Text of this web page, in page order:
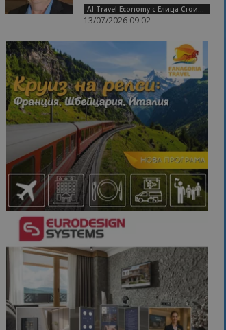
AI Travel Economy с Елица Стоилова
13/07/2026 09:02